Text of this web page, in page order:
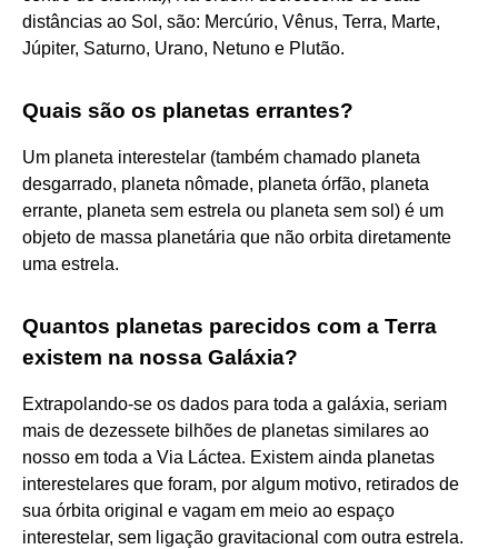
distâncias ao Sol, são: Mercúrio, Vênus, Terra, Marte,
Júpiter, Saturno, Urano, Netuno e Plutão.
Quais são os planetas errantes?
Um planeta interestelar (também chamado planeta
desgarrado, planeta nômade, planeta órfão, planeta
errante, planeta sem estrela ou planeta sem sol) é um
objeto de massa planetária que não orbita diretamente
uma estrela.
Quantos planetas parecidos com a Terra
existem na nossa Galáxia?
Extrapolando-se os dados para toda a galáxia, seriam
mais de dezessete bilhões de planetas similares ao
nosso em toda a Via Láctea. Existem ainda planetas
interestelares que foram, por algum motivo, retirados de
sua órbita original e vagam em meio ao espaço
interestelar, sem ligação gravitacional com outra estrela.